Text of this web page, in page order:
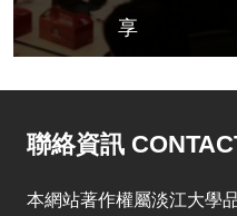
享
聯絡資訊
本網站著作權屬淡江大學